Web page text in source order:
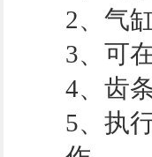
2、气
3、可
4、齿
5、执